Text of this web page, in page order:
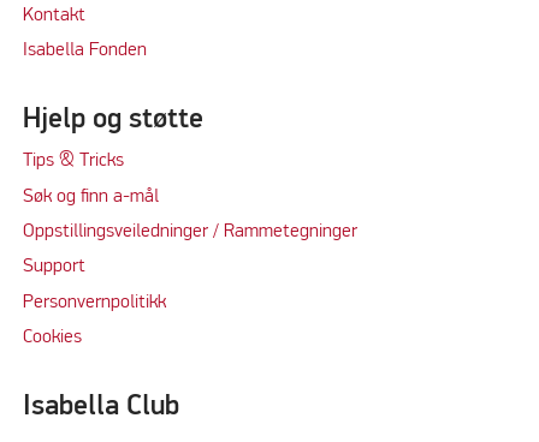
Kontakt
Isabella Fonden
Hjelp og støtte
Tips & Tricks
Søk og finn a-mål
Oppstillingsveiledninger / Rammetegninger
Support
Personvernpolitikk
Cookies
Isabella Club